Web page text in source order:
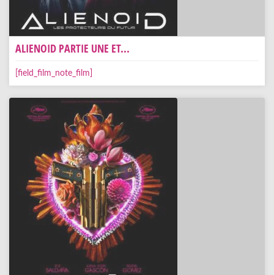
ALIENOID PARTIE UNE ET...
[field_film_note_film]